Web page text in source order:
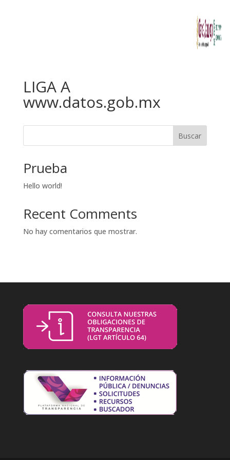
LIGA A
www.datos.gob.mx
Buscar
Prueba
Hello world!
Recent Comments
No hay comentarios que mostrar.